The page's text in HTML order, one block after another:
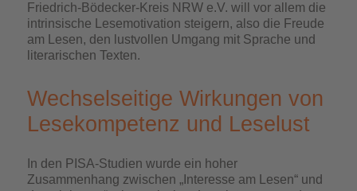
Friedrich-Bödecker-Kreis NRW e.V. will vor allem die
intrinsische Lesemotivation steigern, also die Freude
am Lesen, den lustvollen Umgang mit Sprache und
literarischen Texten.
Wechselseitige Wirkungen von
Lesekompetenz und Leselust
In den PISA-Studien wurde ein hoher
Zusammenhang zwischen „Interesse am Lesen“ und